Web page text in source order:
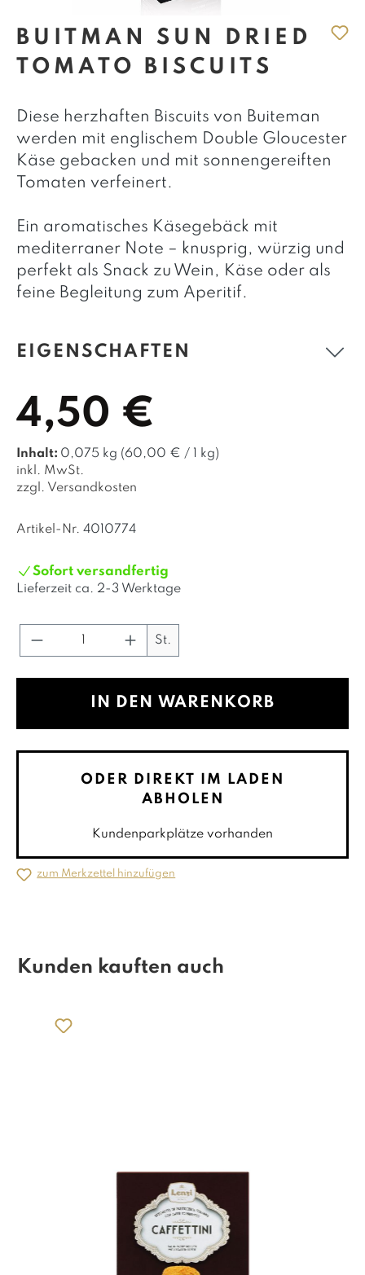
BUITMAN SUN DRIED
TOMATO BISCUITS
Diese herzhaften Biscuits von Buiteman
werden mit englischem Double Gloucester
Käse gebacken und mit sonnengereiften
Tomaten verfeinert.
Ein aromatisches Käsegebäck mit
mediterraner Note – knusprig, würzig und
perfekt als Snack zu Wein, Käse oder als
feine Begleitung zum Aperitif.
EIGENSCHAFTEN
4,50 €
Inhalt: 0,075 kg (60,00 € / 1 kg)
inkl. MwSt.
zzgl. Versandkosten
Artikel-Nr. 4010774
Sofort versandfertig
Lieferzeit ca. 2-3 Werktage
Produkt Anzahl: Gib den
St.
IN DEN WARENKORB
ODER DIREKT IM LADEN
ABHOLEN
Kundenparkplätze vorhanden
zum Merkzettel hinzufügen
Kunden kauften auch